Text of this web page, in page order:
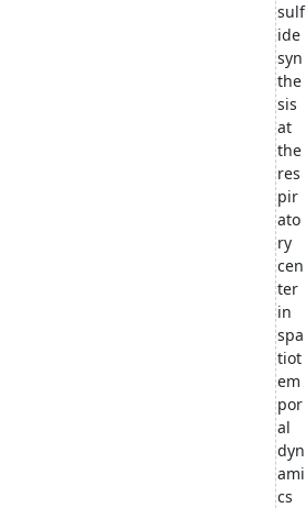
sulf
ide
syn
the
sis
at
the
res
pir
ato
ry
cen
ter
in
spa
tiot
em
por
al
dyn
ami
cs